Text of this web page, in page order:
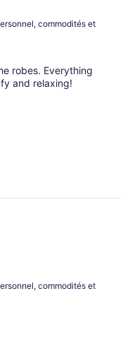
commodités et
robes. Everything
and relaxing!
commodités et